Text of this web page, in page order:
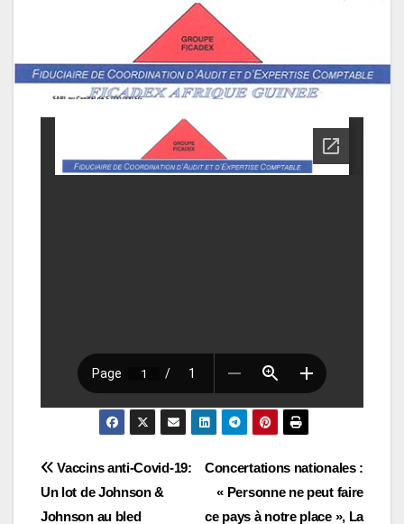
Navigation
de
Concertations nationales :
« Personne ne peut faire
ce pays à notre place », La
Vaccins anti-Covid-19:
Un lot de Johnson &
Johnson au bled